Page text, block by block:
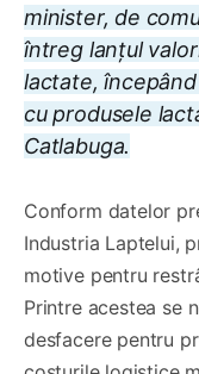
minister, de
întreg lanțul
lactate,
cu produsele
Catlabuga.
Conform datelor
Industria Laptelui,
motive pentru
Printre acestea se
desfacere pentru